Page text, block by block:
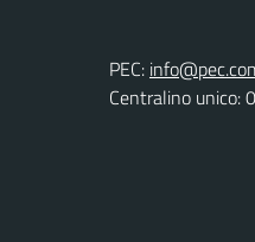
PEC:
Centralino unico: